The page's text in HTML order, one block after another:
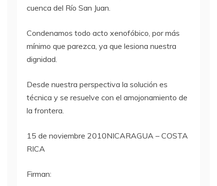
cuenca del Río San Juan.
Condenamos todo acto xenofóbico, por más
mínimo que parezca, ya que lesiona nuestra
dignidad.
Desde nuestra perspectiva la solución es
técnica y se resuelve con el amojonamiento de
la frontera.
15 de noviembre 2010NICARAGUA – COSTA
RICA
Firman: